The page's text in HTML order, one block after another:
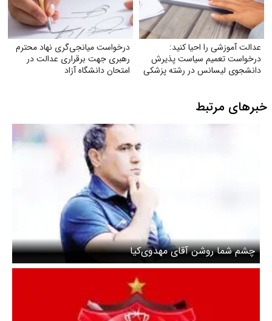
عدالت آموزشی را احیا کنید:
درخواست تعمیم سیاست پذیرش
دانشجوی لیسانس در رشته پزشکی
درخواست میانجی‌گری نهاد محترم
رهبری جهت برقراری عدالت در
امتحان دانشگاه آزاد
خبرهای مرتبط
چشم شما روشن آقای مهدوی‌کیا